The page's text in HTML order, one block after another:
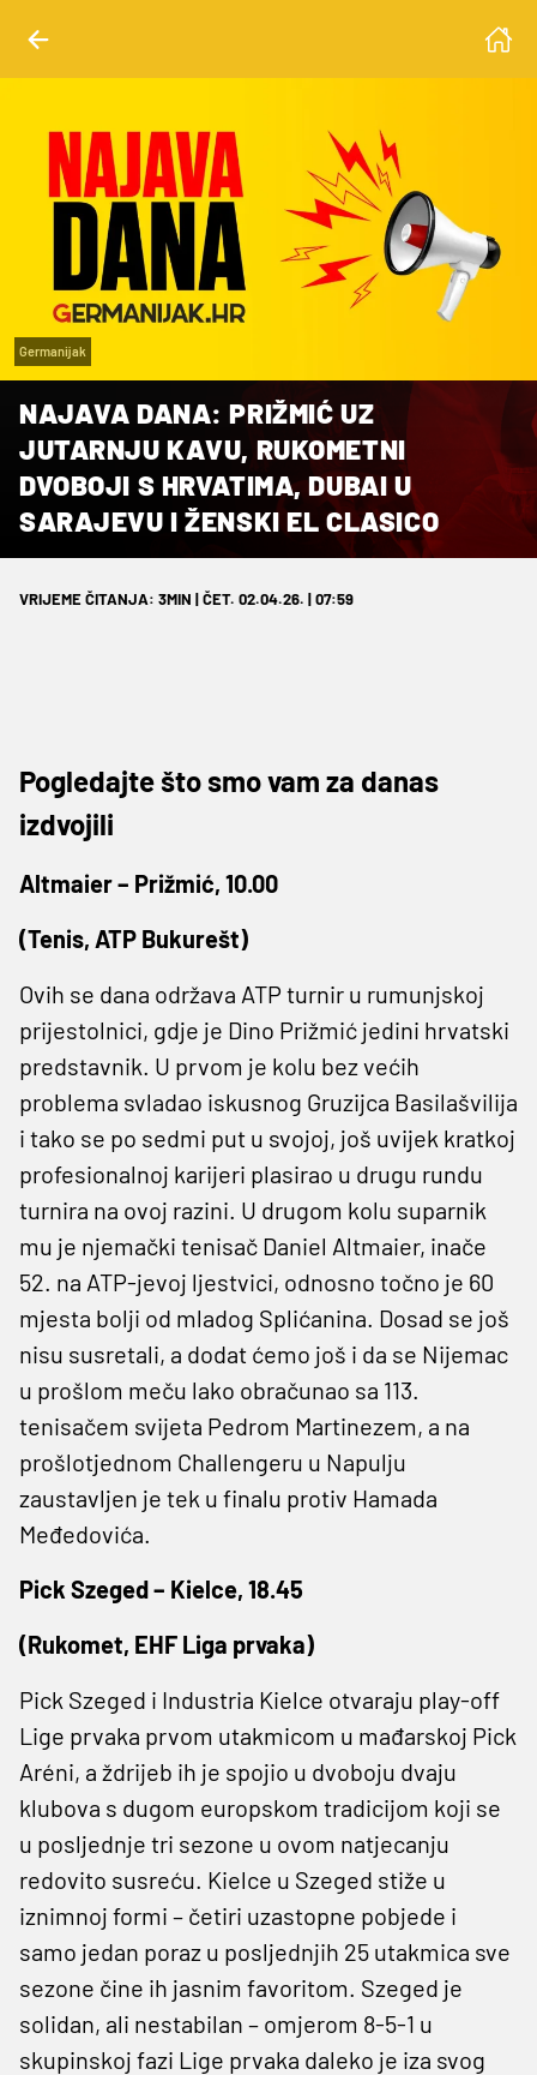
Germanijak
NAJAVA DANA: PRIŽMIĆ UZ
JUTARNJU KAVU, RUKOMETNI
DVOBOJI S HRVATIMA, DUBAI U
SARAJEVU I ŽENSKI EL CLASICO
VRIJEME ČITANJA: 3MIN | ČET. 02.04.26. | 07:59
Pogledajte što smo vam za danas
izdvojili
Altmaier – Prižmić, 10.00
(Tenis, ATP Bukurešt)
Ovih se dana održava ATP turnir u rumunjskoj
prijestolnici, gdje je Dino Prižmić jedini hrvatski
predstavnik. U prvom je kolu bez većih
problema svladao iskusnog Gruzijca Basilašvilija
i tako se po sedmi put u svojoj, još uvijek kratkoj
profesionalnoj karijeri plasirao u drugu rundu
turnira na ovoj razini. U drugom kolu suparnik
mu je njemački tenisač Daniel Altmaier, inače
52. na ATP-jevoj ljestvici, odnosno točno je 60
mjesta bolji od mladog Splićanina. Dosad se još
nisu susretali, a dodat ćemo još i da se Nijemac
u prošlom meču lako obračunao sa 113.
tenisačem svijeta Pedrom Martinezem, a na
prošlotjednom Challengeru u Napulju
zaustavljen je tek u finalu protiv Hamada
Međedovića.
Pick Szeged – Kielce, 18.45
(Rukomet, EHF Liga prvaka)
Pick Szeged i Industria Kielce otvaraju play-off
Lige prvaka prvom utakmicom u mađarskoj Pick
Aréni, a ždrijeb ih je spojio u dvoboju dvaju
klubova s dugom europskom tradicijom koji se
u posljednje tri sezone u ovom natjecanju
redovito susreću. Kielce u Szeged stiže u
iznimnoj formi – četiri uzastopne pobjede i
samo jedan poraz u posljednjih 25 utakmica sve
sezone čine ih jasnim favoritom. Szeged je
solidan, ali nestabilan – omjerom 8-5-1 u
skupinskoj fazi Lige prvaka daleko je iza svog